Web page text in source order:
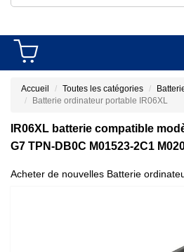
Accueil Toutes les catégories
Batterie ordinateur portable IR06XL
IR06XL batterie compatible
G7 TPN-DB0C M01523-2C1
Acheter de nouvelles Batterie